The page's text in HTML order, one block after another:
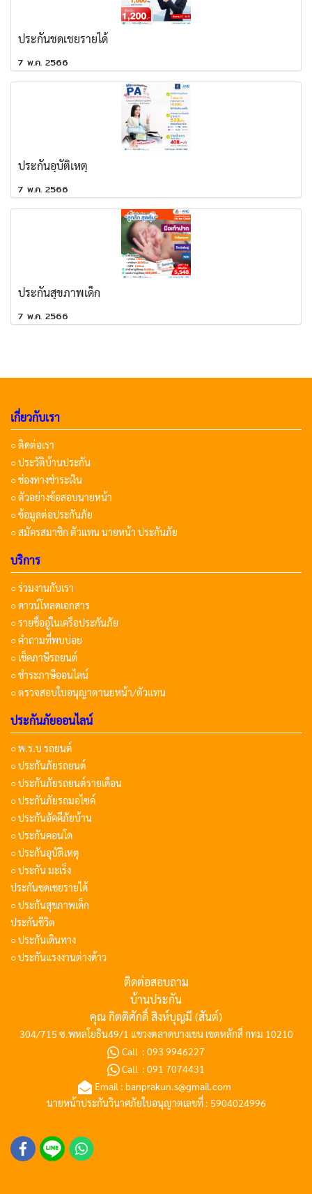
ประกันชดเชยรายได้
7 พ.ค. 2566
ประกันอุบัติเหตุ
7 พ.ค. 2566
ประกันสุขภาพเด็ก
7 พ.ค. 2566
เกี่ยวกับเรา
○ ติดต่อเรา
○ ประวัติบ้านประกัน
○ ช่องทางชำระเงิน
○ ตัวอย่างข้อสอบนายหน้า
○ ข้อมูลต่อประกันภัย
○ สมัครสมาชิก ตัวแทน นายหน้า ประกันภัย
บริการ
○ ร่วมงานกับเรา
○ ดาวน์โหลดเอกสาร
○ รายชื่ออู่ในเครือประกันภัย
○ คำถามที่พบบ่อย
○ เช็คภาษีรถยนต์
○ ชำระภาษีออนไลน์
○ ตรวจสอบใบอนุญาตานยหน้า/ตัวแทน
ประกันภัยออนไลน์
○ พ.ร.บ รถยนต์
○ ประกันภัยรถยนต์
○ ประกันภัยรถยนต์รายเดือน
○ ประกันภัยรถมอไซค์
○ ประกันอัคคีภัยบ้าน
○ ประกันคอนโด
○ ประกันอุบัติเหตุ
○ ประกัน มะเร็ง
ประกันชดเชยรายได้
○ ประกันสุขภาพเด็ก
ประกันชีวิต
○ ประกันเดินทาง
○ ประกันแรงงานต่างด้าว
ติดต่อสอบถาม
บ้านประกัน
คุณ กิตติศักดิ์ สิงห์บุญมี (สันต์)
304/715 ซ.พหลโยธิน49/1 แขวงตลาดบางเขน เขตหลักสี่ กทม 10210
Call :093 9946227
Call : 091 7074431
Email : banprakun.s@gmail.com
นายหน้าประกันวินาศภัยใบอนุญาตเลขที่ : 5904024996